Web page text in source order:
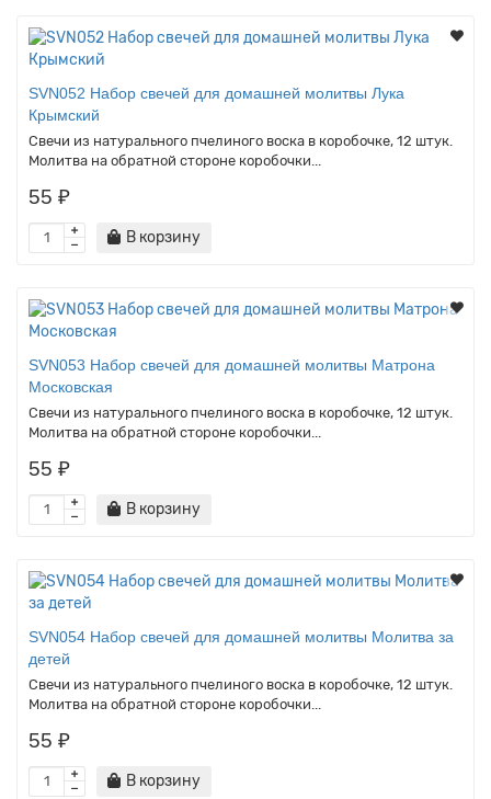
SVN052 Набор свечей для домашней молитвы Лука
Крымский
Свечи из натурального пчелиного воска в коробочке, 12 штук.
Молитва на обратной стороне коробочки...
55 ₽
В корзину
SVN053 Набор свечей для домашней молитвы Матрона
Московская
Свечи из натурального пчелиного воска в коробочке, 12 штук.
Молитва на обратной стороне коробочки...
55 ₽
В корзину
SVN054 Набор свечей для домашней молитвы Молитва за
детей
Свечи из натурального пчелиного воска в коробочке, 12 штук.
Молитва на обратной стороне коробочки...
55 ₽
В корзину